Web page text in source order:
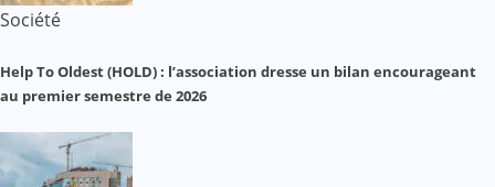
Société
Help To Oldest (HOLD) : l’association dresse un bilan encourageant
au premier semestre de 2026